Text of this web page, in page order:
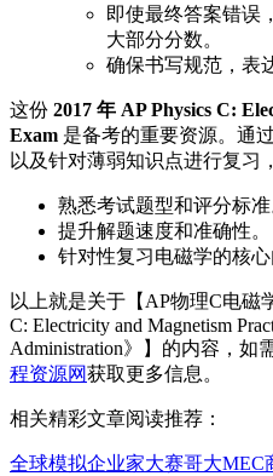
即使最终答案错误
大部分分数。
确保书写规范，表
这份 2017 年 AP Physics C:
Exam 是备考的重要资源。通
以及针对薄弱知识点进行复习
熟悉考试题型和评分标准
提升解题速度和准确性。
针对性复习电磁学的核心
以上就是关于【AP物理C电磁
C: Electricity and Magnetism
Administration》】的内容，如
程资源网获取更多信息。
相关精彩文章阅读推荐：
全球模拟企业家大赛哥大